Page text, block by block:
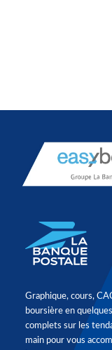
Graphique, cours,
boursière en
complets sur les
main pour vous